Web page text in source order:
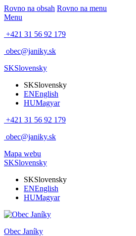
Rovno na obsah Rovno na menu
Menu
+421 31 56 92 179
obec@janiky.sk
SKSlovensky
SKSlovensky
ENEnglish
HUMagyar
+421 31 56 92 179
obec@janiky.sk
Mapa webu
SKSlovensky
SKSlovensky
ENEnglish
HUMagyar
Obec Janíky